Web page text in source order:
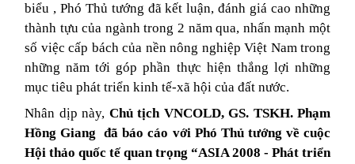
biểu , Phó Thủ tướng đã kết luận, đánh giá cao những
thành tựu của ngành trong 2 năm qua, nhấn mạnh một
số việc cấp bách của nền nông nghiệp Việt Nam trong
những năm tới góp phần thực hiện thắng lợi những
mục tiêu phát triển kinh tế-xã hội của đất nước.
Nhân dịp này, Chủ tịch VNCOLD, GS. TSKH. Phạm
Hồng Giang đã báo cáo với Phó Thủ tướng về cuộc
Hội thảo quốc tế quan trọng “ASIA 2008 - Phát triển